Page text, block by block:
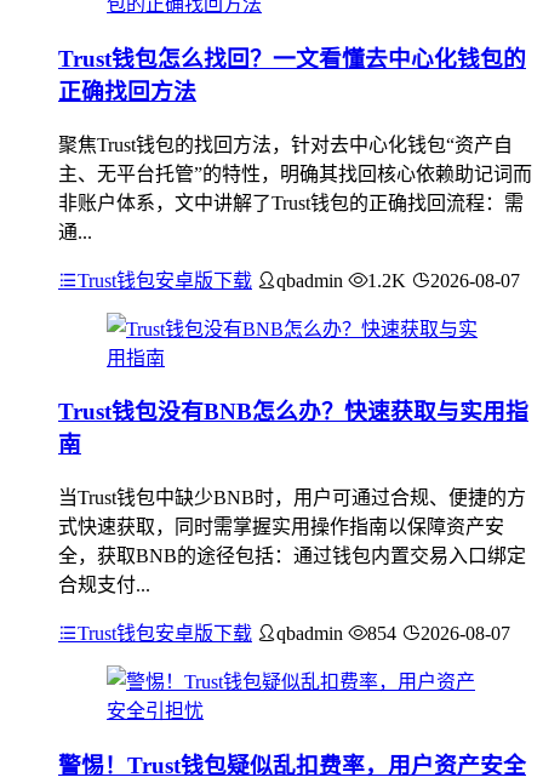
Trust钱包怎么找回？一文看懂去中心化钱包的
正确找回方法
聚焦Trust钱包的找回方法，针对去中心化钱包“资产自
主、无平台托管”的特性，明确其找回核心依赖助记词而
非账户体系，文中讲解了Trust钱包的正确找回流程：需
通...
Trust钱包安卓版下载 qbadmin 1.2K 2026-08-07
Trust钱包没有BNB怎么办？快速获取与实用指
南
当Trust钱包中缺少BNB时，用户可通过合规、便捷的方
式快速获取，同时需掌握实用操作指南以保障资产安
全，获取BNB的途径包括：通过钱包内置交易入口绑定
合规支付...
Trust钱包安卓版下载 qbadmin 854 2026-08-07
警惕！Trust钱包疑似乱扣费率，用户资产安全